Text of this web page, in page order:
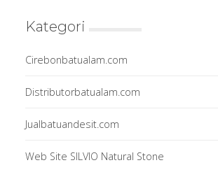
Kategori
Cirebonbatualam.com
Distributorbatualam.com
Jualbatuandesit.com
Web Site SILVIO Natural Stone